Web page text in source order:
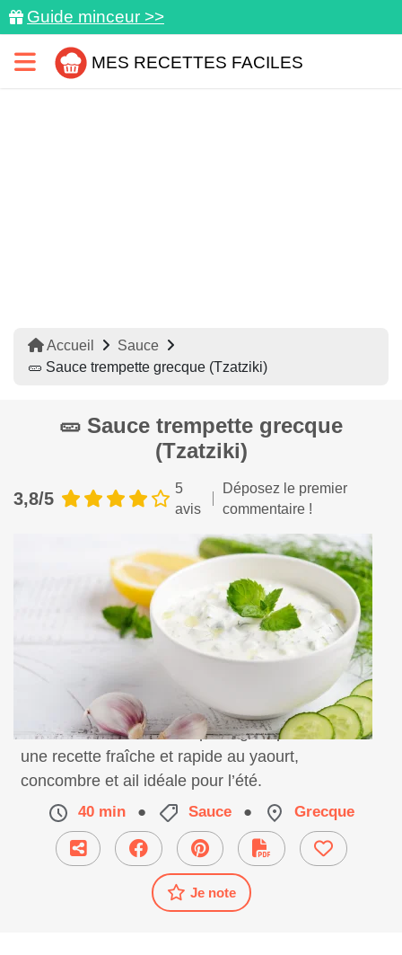
Guide minceur >>
MES RECETTES FACILES
Accueil
Sauce
🥒 Sauce trempette grecque (Tzatziki)
🥒 Sauce trempette grecque
(Tzatziki)
3,8/5
5
avis
Déposez le premier
commentaire !
Découvrez la sauce trempette grecque tzatziki,
une recette fraîche et rapide au yaourt,
concombre et ail idéale pour l’été.
40 min ● Sauce ● Grecque
Je note